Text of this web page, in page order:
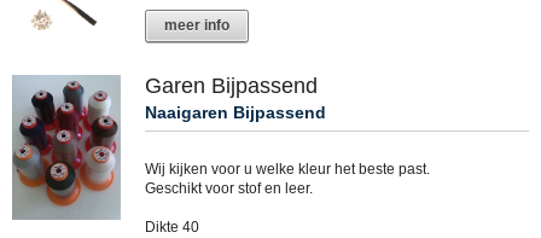
meer info
Garen Bijpassend
Naaigaren Bijpassend
Wij kijken voor u welke kleur het beste past.
Geschikt voor stof en leer.
Dikte 40